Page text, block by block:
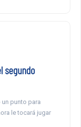
segundo
punto para
le tocará jugar